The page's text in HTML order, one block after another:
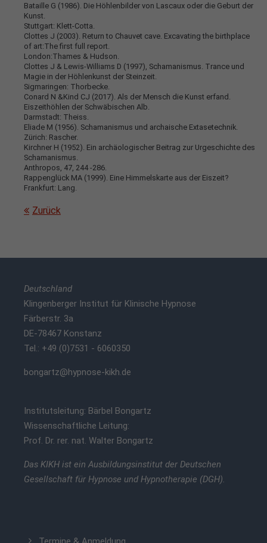
Bataille G (1986). Die Höhlenbilder von Lascaux oder die Geburt der
Kunst.
Stuttgart: Klett-Cotta.
Clottes J (2003). Return to Chauvet cave. Excavating the birthplace
of art:The first full report.
London:Thames & Hudson.
Clottes J & Lewis-Williams D (1997), Schamanismus. Trance und
Magie in der Höhlenkunst der Steinzeit.
Sigmaringen: Thorbecke.
Conard N &Kind CJ (2017). Als der Mensch die Kunst erfand.
Eiszeithöhlen der Schwäbischen Alb.
Darmstadt: Theiss.
Eliade M (1956). Schamanismus und archaische Extasetechnik.
Zürich: Rascher.
Kirchner H (1952). Ein archäologischer Beitrag zur Urgeschichte des
Schamanismus.
Anthropos, 47, 244 -286.
Rappenglück MA (1999). Eine Himmelskarte aus der Eiszeit?
Frankfurt: Lang.
Zurück
Deutschland
Klingenberger Institut für Klinische Hypnose
Färberstr. 3a
DE-78467 Konstanz
Tel.: +49 (0)7531 - 6060350
bongartz@hypnose-kikh.de
Institutsleitung: Bärbel Bongartz
Wissenschaftliche Leitung:
Prof. Dr. rer. nat. Walter Bongartz
Das KIKH ist ein Ausbildungsinstitut der Deutschen
Gesellschaft für Hypnose und Hypnotherapie (DGH).